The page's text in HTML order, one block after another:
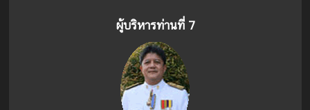
ผู้บริหารท่านที่่ 7